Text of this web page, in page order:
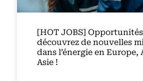
[HOT JOBS]
découvrez de nouvelles
dans l’énergie en
Asie !